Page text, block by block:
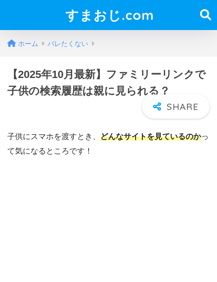
すまおじ.com
ホーム バレたくない
【2025年10月最新】ファミリーリンクで
子供の検索履歴は親に見られる？
子供にスマホを渡すとき、 どんなサイトを見ているのかっ
て気になるところです！